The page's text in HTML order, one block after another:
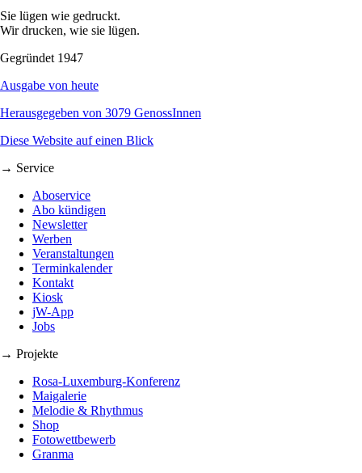
Sie lügen wie gedruckt.
Wir drucken, wie sie lügen.
Gegründet 1947
Ausgabe von heute
Herausgegeben von 3079 GenossInnen
Diese Website auf einen Blick
→ Service
Aboservice
Abo kündigen
Newsletter
Werben
Veranstaltungen
Terminkalender
Kontakt
Kiosk
jW-App
Jobs
→ Projekte
Rosa-Luxemburg-Konferenz
Maigalerie
Melodie & Rhythmus
Shop
Fotowettbewerb
Granma